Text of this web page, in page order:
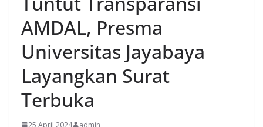
AMDAL, Presma
Universitas Jayabaya
Layangkan Surat
Terbuka
25 April 2024
admin